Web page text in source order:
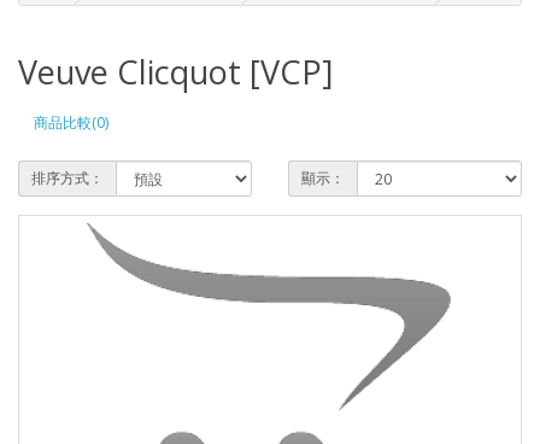
Veuve Clicquot [VCP]
商品比較(0)
排序方式： 顯示：